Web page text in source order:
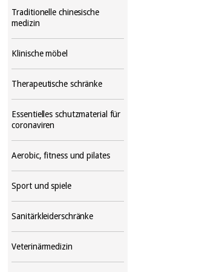
Traditionelle chinesische
medizin
Klinische möbel
Therapeutische schränke
Essentielles schutzmaterial für
coronaviren
Aerobic, fitness und pilates
Sport und spiele
Sanitärkleiderschränke
Veterinärmedizin